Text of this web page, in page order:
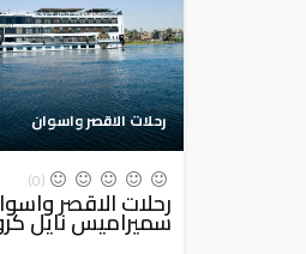
رحلات الاقصر واسوان
(0)
رحلات الاقصر
سميراميس نايل